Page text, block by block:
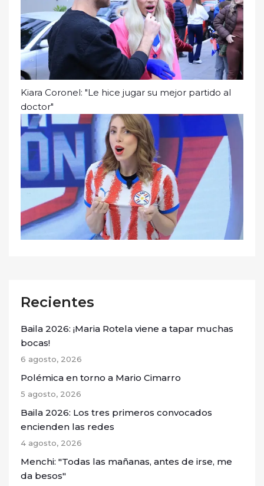
Kiara Coronel: "Le hice jugar su mejor partido al
doctor"
Recientes
Baila 2026: ¡Maria Rotela viene a tapar muchas
bocas!
6 agosto, 2026
Polémica en torno a Mario Cimarro
5 agosto, 2026
Baila 2026: Los tres primeros convocados
encienden las redes
4 agosto, 2026
Menchi: "Todas las mañanas, antes de irse, me
da besos"